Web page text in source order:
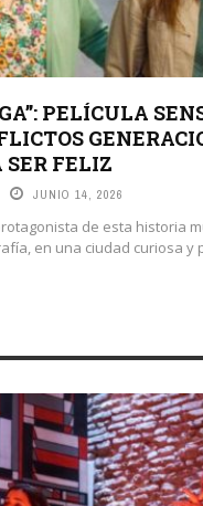
PELÍCULA
SER FELIZ
JUNIO 14, 2026
de esta historia
en una ciudad curiosa y